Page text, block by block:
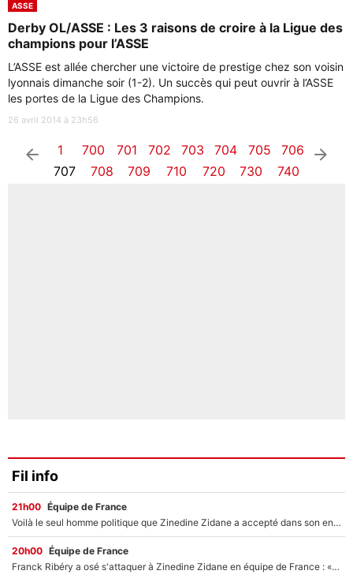
ASSE
Derby OL/ASSE : Les 3 raisons de croire à la Ligue des
champions pour l’ASSE
L’ASSE est allée chercher une victoire de prestige chez son voisin
lyonnais dimanche soir (1-2). Un succès qui peut ouvrir à l’ASSE
les portes de la Ligue des Champions.
26 avril 2014 à 23h56
arrow_left 1 700 701 702 703 704 705
706
707
708 709 710 720 730 740
arrow_right
Fil info
21h00 Équipe de France
Voilà le seul homme politique que Zinedine Zidane a accepté dans son entourage : «Je garde un très bon souvenir de lui»
20h00 Équipe de France
Franck Ribéry a osé s'attaquer à Zinedine Zidane en équipe de France : «Je n'aurais jamais fait ça»